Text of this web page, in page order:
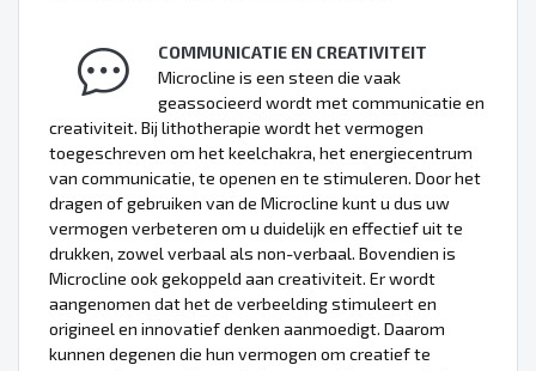
COMMUNICATIE EN CREATIVITEIT
Microcline is een steen die vaak
geassocieerd wordt met communicatie en
creativiteit. Bij lithotherapie wordt het vermogen
toegeschreven om het keelchakra, het energiecentrum
van communicatie, te openen en te stimuleren. Door het
dragen of gebruiken van de Microcline kunt u dus uw
vermogen verbeteren om u duidelijk en effectief uit te
drukken, zowel verbaal als non-verbaal. Bovendien is
Microcline ook gekoppeld aan creativiteit. Er wordt
aangenomen dat het de verbeelding stimuleert en
origineel en innovatief denken aanmoedigt. Daarom
kunnen degenen die hun vermogen om creatief te